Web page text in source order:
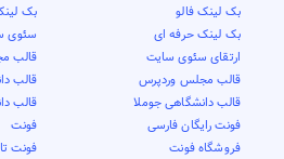
بک لینک فالو
بک
بک لینک حرفه ای
سئوی
ارتقای سئوی سایت
قالب
قالب مجلس وردپرس
قالب
قالب دانشگاهی جوملا
قالب
فونت رایگان فارسی
فونت
فروشگاه فونت
فونت